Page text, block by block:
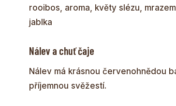
rooibos, aroma, květy slézu,
jablka
Nálev a chuť čaje
Nálev má krásnou červenohnědou
příjemnou svěžestí.